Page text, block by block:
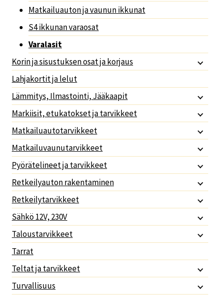
Matkailuauton ja vaunun ikkunat
S4 ikkunan varaosat
Varalasit
Korin ja sisustuksen osat ja korjaus
Lahjakortit ja lelut
Lämmitys, Ilmastointi, Jääkaapit
Markiisit, etukatokset ja tarvikkeet
Matkailuautotarvikkeet
Matkailuvaunutarvikkeet
Pyörätelineet ja tarvikkeet
Retkeilyauton rakentaminen
Retkeilytarvikkeet
Sähkö 12V, 230V
Taloustarvikkeet
Tarrat
Teltat ja tarvikkeet
Turvallisuus